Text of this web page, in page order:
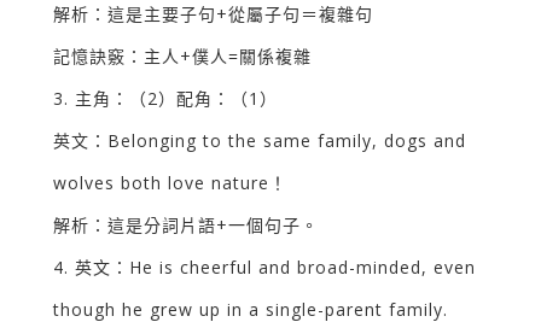
解析：這是主要子句+從屬子句＝複雜句
記憶訣竅：主人+僕人=關係複雜
3. 主角：（2）配角：（1）
英文：Belonging to the same family, dogs and
wolves both love nature！
解析：這是分詞片語+一個句子。
4. 英文：He is cheerful and broad-minded, even
though he grew up in a single-parent family.